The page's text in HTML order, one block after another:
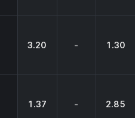
3.20 - 1.30
1.37 - 2.85